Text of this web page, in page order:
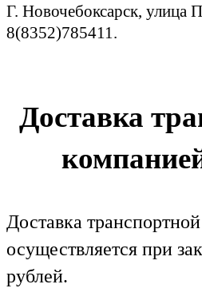
Г. Новочебоксарск, улица
8(8352)785411.
Доставка
Доставка
осуществляется при
рублей.